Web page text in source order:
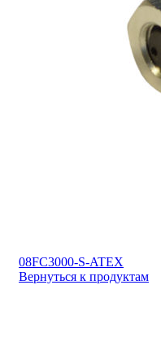
08FC3000-S-ATEX
Вернуться к продуктам